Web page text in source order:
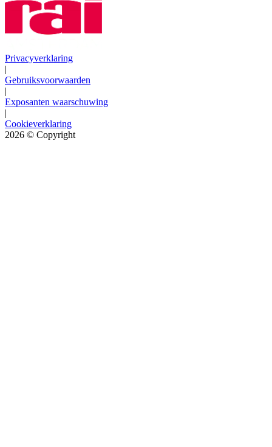
Privacyverklaring
|
Gebruiksvoorwaarden
|
Exposanten waarschuwing
|
Cookieverklaring
2026 © Copyright